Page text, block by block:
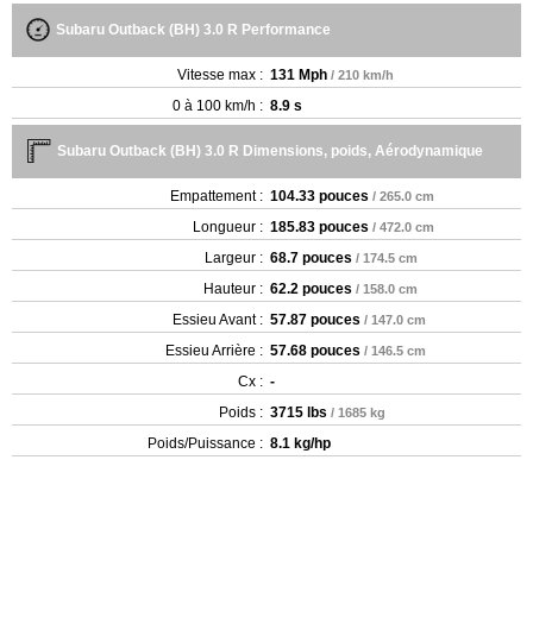
Subaru Outback (BH) 3.0 R Performance
Vitesse max : 131 Mph / 210 km/h
0 à 100 km/h : 8.9 s
Subaru Outback (BH) 3.0 R Dimensions, poids, Aérodynamique
Empattement : 104.33 pouces / 265.0 cm
Longueur : 185.83 pouces / 472.0 cm
Largeur : 68.7 pouces / 174.5 cm
Hauteur : 62.2 pouces / 158.0 cm
Essieu Avant : 57.87 pouces / 147.0 cm
Essieu Arrière : 57.68 pouces / 146.5 cm
Cx : -
Poids : 3715 lbs / 1685 kg
Poids/Puissance : 8.1 kg/hp